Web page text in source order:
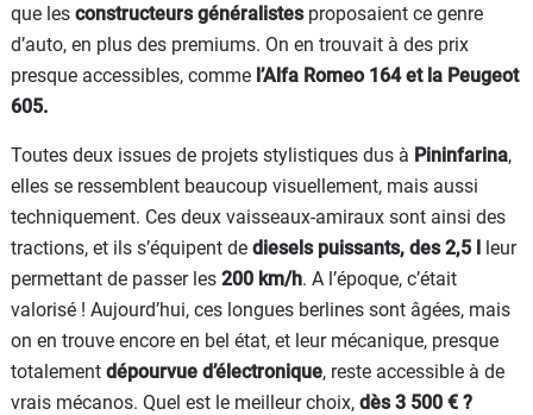
que les constructeurs généralistesproposaient ce genre
d’auto, en plus des premiums. On en trouvait à des prix
presque accessibles, comme l’Alfa Romeo 164 et la Peugeot
605.
Toutes deux issues de projets stylistiques dus à Pininfarina,
elles se ressemblent beaucoup visuellement, mais aussi
techniquement. Ces deux vaisseaux-amiraux sont ainsi des
tractions, et ils s’équipent de diesels puissants, des 2,5 l leur
permettant de passer les 200 km/h. A l’époque, c’était
valorisé ! Aujourd’hui, ces longues berlines sont âgées, mais
on en trouve encore en bel état, et leur mécanique, presque
totalement dépourvue d’électronique, reste accessible à de
vrais mécanos. Quel est le meilleur choix, dès 3 500 € ?